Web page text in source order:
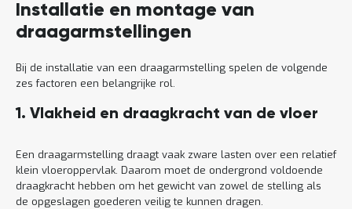
Installatie en montage van
draagarmstellingen
Bij de installatie van een draagarmstelling spelen de volgende
zes factoren een belangrijke rol.
1. Vlakheid en draagkracht van de vloer
Een draagarmstelling draagt vaak zware lasten over een relatief
klein vloeroppervlak. Daarom moet de ondergrond voldoende
draagkracht hebben om het gewicht van zowel de stelling als
de opgeslagen goederen veilig te kunnen dragen.